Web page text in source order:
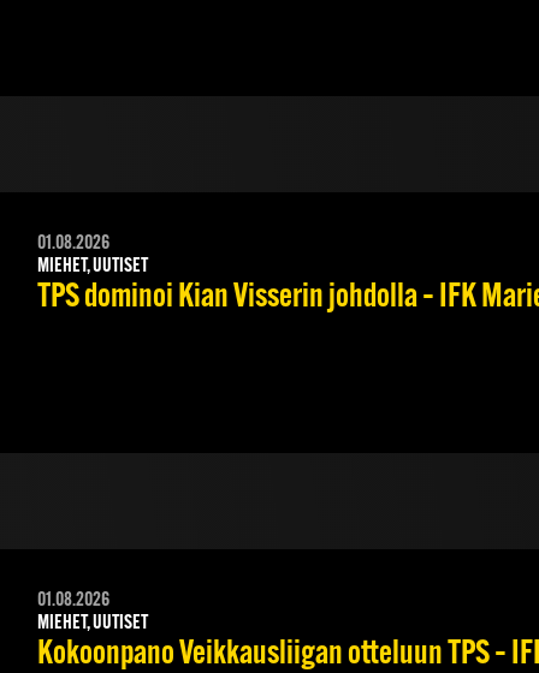
01.08.2026
MIEHET, UUTISET
TPS dominoi Kian Visserin johdolla – IFK
01.08.2026
MIEHET, UUTISET
Kokoonpano Veikkausliigan otteluun TPS –